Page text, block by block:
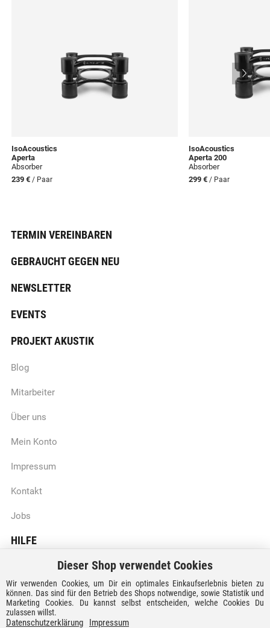
IsoAcoustics
Aperta
Absorber
239 € / Paar
IsoAcoustics
Aperta 200
Absorber
299 € / Paar
TERMIN VEREINBAREN
GEBRAUCHT GEGEN NEU
NEWSLETTER
EVENTS
PROJEKT AKUSTIK
Blog
Mitarbeiter
Über uns
Mein Konto
Impressum
Kontakt
Jobs
HILFE
Batteriegesetzhinweise
Vertrag widerrufen
Versandkosten und Lieferzeiten
Dieser Shop verwendet Cookies
Wir verwenden Cookies, um Dir ein optimales Einkaufserlebnis bieten zu
können. Das sind für den Betrieb des Shops notwendige, sowie Statistik und
Marketing Cookies. Du kannst selbst entscheiden, welche Cookies Du
zulassen willst.
Datenschutzerklärung Impressum